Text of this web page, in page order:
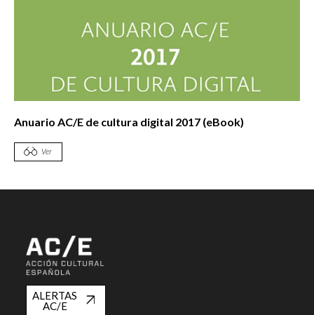
Anuario AC/E de cultura digital 2017 (eBook)
Ver
ALERTAS
AC/E